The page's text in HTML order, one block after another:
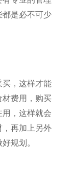
都是必不可少
买，这样才能
材费用，购买
，这样就会
，再加上另外
规划。